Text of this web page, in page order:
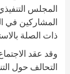
المجلس
المشاركين في
ذات الصلة
وقد عقد
التحالف حول